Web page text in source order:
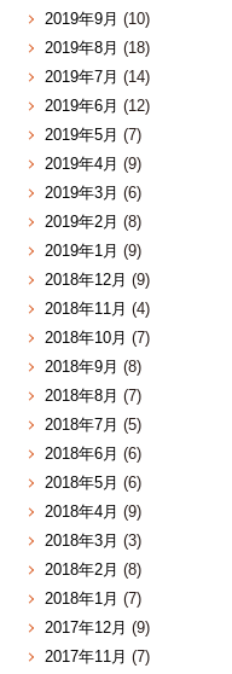
2019年9月 (10)
2019年8月 (18)
2019年7月 (14)
2019年6月 (12)
2019年5月 (7)
2019年4月 (9)
2019年3月 (6)
2019年2月 (8)
2019年1月 (9)
2018年12月 (9)
2018年11月 (4)
2018年10月 (7)
2018年9月 (8)
2018年8月 (7)
2018年7月 (5)
2018年6月 (6)
2018年5月 (6)
2018年4月 (9)
2018年3月 (3)
2018年2月 (8)
2018年1月 (7)
2017年12月 (9)
2017年11月 (7)